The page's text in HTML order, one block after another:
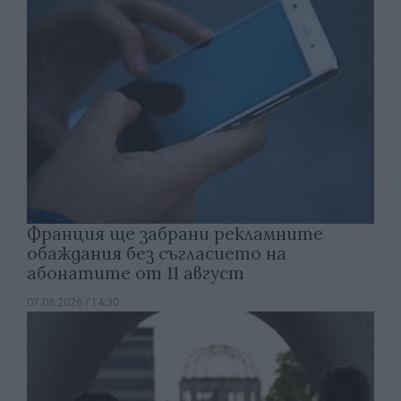
Франция ще забрани рекламните
обаждания без съгласието на
абонатите от 11 август
07.08.2026 / 14:30